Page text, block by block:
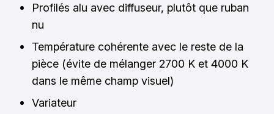
Profilés alu avec diffuseur, plutôt que ruban
nu
Température cohérente avec le reste de la
pièce (évite de mélanger 2700 K et 4000 K
dans le même champ visuel)
Variateur